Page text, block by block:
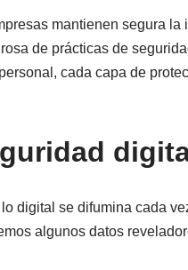
mantienen segura
de prácticas de
cada capa de
digital se difumina cada
algunos datos